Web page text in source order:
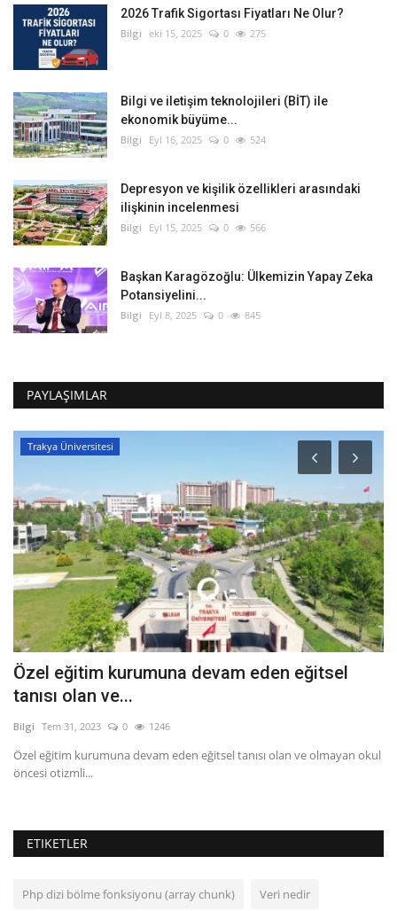
2026 Trafik Sigortası Fiyatları Ne Olur?
Bilgi eki 15, 2025 0 275
Bilgi ve iletişim teknolojileri (BİT) ile
ekonomik büyüme...
Bilgi Eyl 16, 2025 0 524
Depresyon ve kişilik özellikleri arasındaki
ilişkinin incelenmesi
Bilgi Eyl 15, 2025 0 566
Başkan Karagözoğlu: Ülkemizin Yapay Zeka
Potansiyelini...
Bilgi Eyl 8, 2025 0 845
PAYLAŞIMLAR
Trakya Üniversitesi
Özel eğitim kurumuna devam eden eğitsel
tanısı olan ve...
Bilgi Tem 31, 2023 0 1246
Özel eğitim kurumuna devam eden eğitsel tanısı olan ve olmayan okul
öncesi otizmli...
ETIKETLER
Php dizi bölme fonksiyonu (array chunk) Veri nedir